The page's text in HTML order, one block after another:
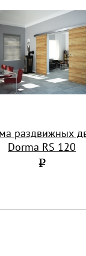
раздвижных
Dorma RS 120
Р